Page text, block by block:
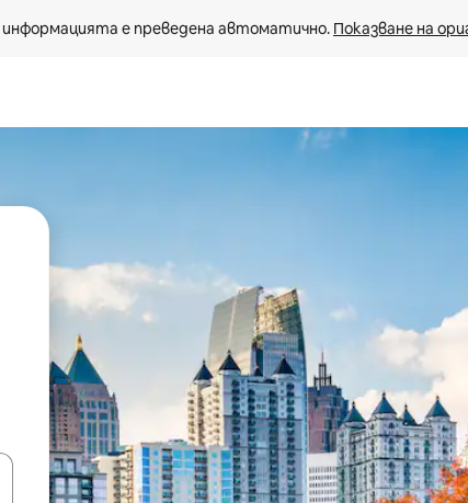
е преведена автоматично. Показване на
със стрелки нагоре и надолу или навигирайте